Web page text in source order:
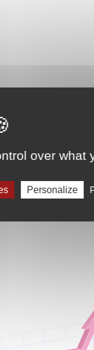
over what
Personalize